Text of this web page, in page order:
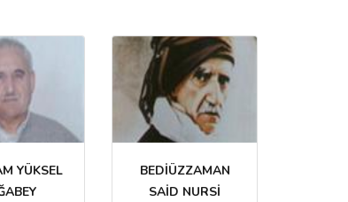
YÜKSEL
BEDİÜZZAMAN
SAİD NURSİ